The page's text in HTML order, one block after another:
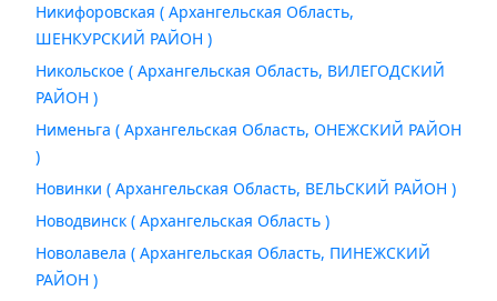
Никифоровская ( Архангельская Область,
ШЕНКУРСКИЙ РАЙОН )
Никольское ( Архангельская Область, ВИЛЕГОДСКИЙ
РАЙОН )
Нименьга ( Архангельская Область, ОНЕЖСКИЙ РАЙОН
)
Новинки ( Архангельская Область, ВЕЛЬСКИЙ РАЙОН )
Новодвинск ( Архангельская Область )
Новолавела ( Архангельская Область, ПИНЕЖСКИЙ
РАЙОН )